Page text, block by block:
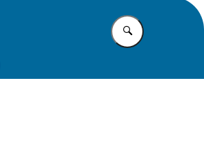
Vul in wat u